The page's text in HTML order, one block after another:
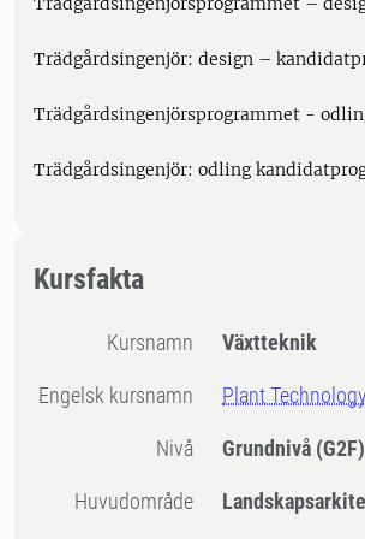
Trädgårdsingenjör: design –
Trädgårdsingenjörsprogrammet -
Trädgårdsingenjör: odling
Kursfakta
Kursnamn Växtteknik
Engelsk kursnamn Plant Technology
Nivå Grundnivå (G2F)
Huvudområde